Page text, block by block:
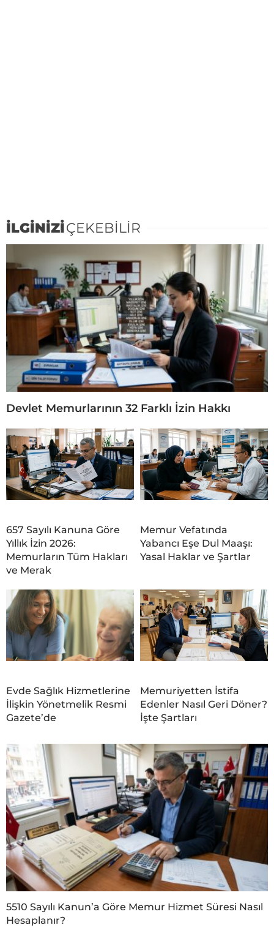
İLGİNİZİÇEKEBİLİR
Devlet Memurlarının 32 Farklı İzin Hakkı
657 Sayılı Kanuna Göre
Yıllık İzin 2026:
Memurların Tüm Hakları
ve Merak
Memur Vefatında
Yabancı Eşe Dul Maaşı:
Yasal Haklar ve Şartlar
Evde Sağlık Hizmetlerine
İlişkin Yönetmelik Resmi
Gazete’de
Memuriyetten İstifa
Edenler Nasıl Geri Döner?
İşte Şartları
5510 Sayılı Kanun’a Göre Memur Hizmet Süresi Nasıl
Hesaplanır?